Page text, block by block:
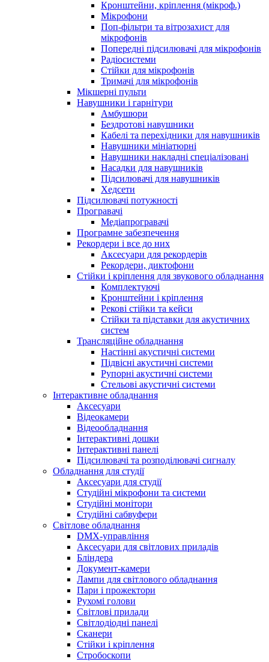
Кронштейни, кріплення (мікроф.)
Мікрофони
Поп-фільтри та вітрозахист для
мікрофонів
Попередні підсилювачі для мікрофонів
Радіосистеми
Стійки для мікрофонів
Тримачі для мікрофонів
Мікшерні пульти
Навушники і гарнітури
Амбушюри
Бездротові навушники
Кабелі та перехідники для навушників
Навушники мініатюрні
Навушники накладні спеціалізовані
Насадки для навушників
Підсилювачі для навушників
Хедсети
Підсилювачі потужності
Програвачі
Медіапрогравачі
Програмне забезпечення
Рекордери і все до них
Аксесуари для рекордерів
Рекордери, диктофони
Стійки і кріплення для звукового обладнання
Комплектуючі
Кронштейни і кріплення
Рекові стійки та кейси
Стійки та підставки для акустичних
систем
Трансляційне обладнання
Настінні акустичні системи
Підвісні акустичні системи
Рупорні акустичні системи
Стельові акустичні системи
Інтерактивне обладнання
Аксесуари
Відеокамери
Відеообладнання
Інтерактивні дошки
Інтерактивні панелі
Підсилювачі та розподілювачі сигналу
Обладнання для студії
Аксесуари для студії
Студійні мікрофони та системи
Студійні монітори
Студійні сабвуфери
Світлове обладнання
DMX-управління
Аксесуари для світлових приладів
Бліндера
Документ-камери
Лампи для світлового обладнання
Пари і прожектори
Рухомі голови
Світлові прилади
Світлодіодні панелі
Сканери
Стійки і кріплення
Стробоскопи